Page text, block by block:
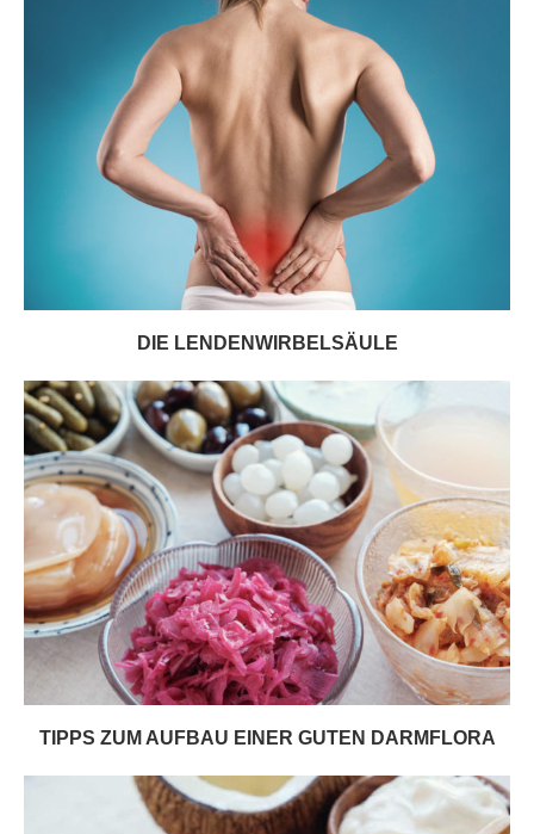
DIE LENDENWIRBELSÄULE
TIPPS ZUM AUFBAU EINER GUTEN DARMFLORA